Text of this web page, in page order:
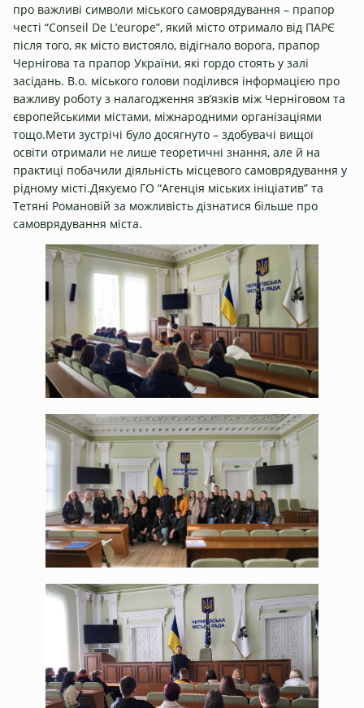
про важливі символи міського самоврядування – прапор
честі “Conseil De L’europe”, який місто отримало від ПАРЄ
після того, як місто вистояло, відігнало ворога, прапор
Чернігова та прапор України, які гордо стоять у залі
засідань. В.о. міського голови поділився інформацією про
важливу роботу з налагодження зв’язків між Черніговом та
європейськими містами, міжнародними організаціями
тощо.Мети зустрічі було досягнуто – здобувачі вищої
освіти отримали не лише теоретичні знання, але й на
практиці побачили діяльність місцевого самоврядування у
рідному місті.Дякуємо ГО “Агенція міських ініціатив” та
Тетяні Романовій за можливість дізнатися більше про
самоврядування міста.